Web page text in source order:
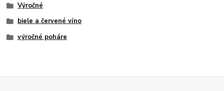
Výročné
biele a červené víno
výročné poháre